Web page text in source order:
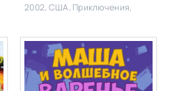
2002, США, Приключения,